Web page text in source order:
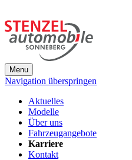
Menu
Navigation überspringen
Aktuelles
Modelle
Über uns
Fahrzeugangebote
Karriere
Kontakt